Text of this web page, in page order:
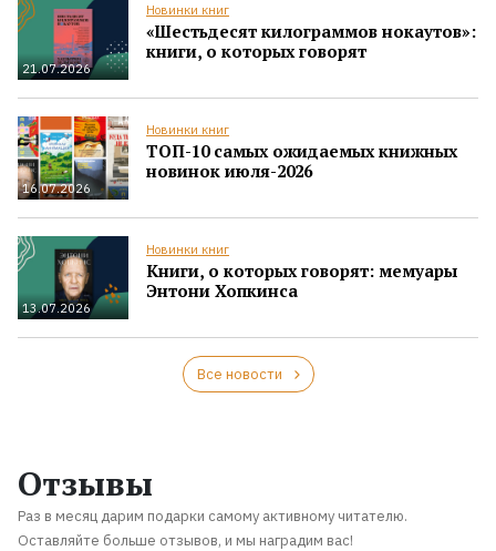
21.07.2026
Новинки книг
«Шестьдесят килограммов нокаутов»:
книги, о которых говорят
16.07.2026
Новинки книг
ТОП-10 самых ожидаемых книжных
новинок июля-2026
13.07.2026
Новинки книг
Книги, о которых говорят: мемуары
Энтони Хопкинса
Все новости
Отзывы
Раз в месяц дарим подарки самому активному читателю.
Оставляйте больше отзывов, и мы наградим вас!